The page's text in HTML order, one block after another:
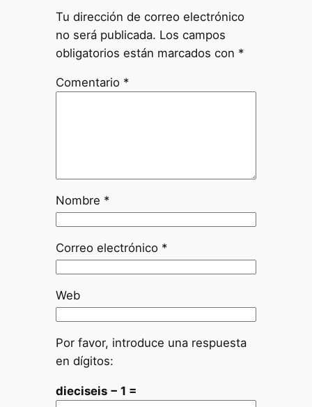
Tu dirección de correo electrónico
no será publicada. Los campos
obligatorios están marcados con *
Comentario *
Nombre *
Correo electrónico *
Web
Por favor, introduce una respuesta
en dígitos:
dieciseis − 1 =